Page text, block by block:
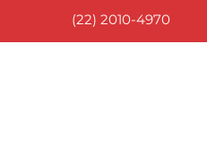
(22) 2010-4970